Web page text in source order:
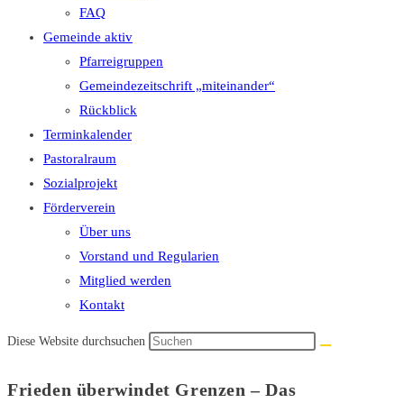
FAQ
Gemeinde aktiv
Pfarreigruppen
Gemeindezeitschrift „miteinander“
Rückblick
Terminkalender
Pastoralraum
Sozialprojekt
Förderverein
Über uns
Vorstand und Regularien
Mitglied werden
Kontakt
Diese Website durchsuchen
Frieden überwindet Grenzen – Das